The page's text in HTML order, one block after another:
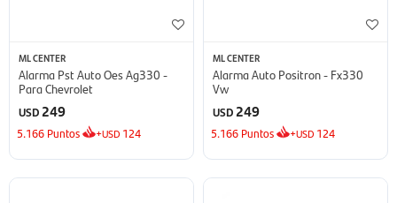
ML CENTER
Alarma Pst Auto Oes Ag330 -
Para Chevrolet
USD 249
5.166 Puntos +USD 124
ML CENTER
Alarma Auto Positron - Fx330
Vw
USD 249
5.166 Puntos +USD 124